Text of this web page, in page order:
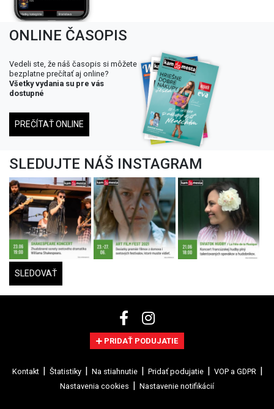
ONLINE ČASOPIS
Vedeli ste, že náš časopis si môžete
bezplatne prečítať aj online?
Všetky vydania su pre vás
dostupné
PREČÍTAŤ ONLINE
SLEDUJTE NÁŠ INSTAGRAM
SLEDOVAŤ
PRIDAŤ PODUJATIE
Kontakt Štatistiky Na stiahnutie Pridať podujatie
VOP a GDPR
Nastavenia cookies
Nastavenie notifikácií